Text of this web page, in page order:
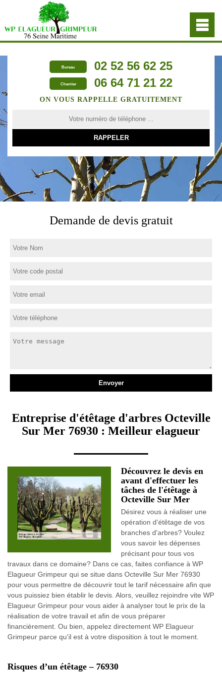
Bureau 02 52 56 62 25
Chantier 06 64 71 21 22
ON VOUS RAPPELLE GRATUITEMENT
Demande de devis gratuit
Entreprise d'étêtage d'arbres Octeville
Sur Mer 76930 : Meilleur elagueur
Découvrez le devis en
avant d'effectuer les
tâches de l'étêtage à
Octeville Sur Mer
Désirez vous à réaliser une
opération d'étêtage de vos
branches d'arbres? Voulez
vous savoir les dépenses
précisant pour tous vos
travaux dans ce domaine? Dans ce cas, faites confiance à WP
Elagueur Grimpeur qui se situe dans Octeville Sur Mer 76930
pour vous permettre de découvrir tout le tarif nécessaire afin que
vous puissiez bien établir le devis. Alors, veuillez rejoindre vite WP
Elagueur Grimpeur pour vous aider à analyser tout le prix de la
réalisation de votre travail et afin de vous préparer
financièrement. Ou bien, appelez directement WP Elagueur
Grimpeur parce qu'il est à votre disposition à tout le moment.
Risques d’un étêtage – 76930